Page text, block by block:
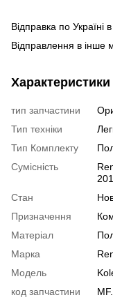
Відправка по
Відправлення в
Характеристики
тип запчастини
Тип техніки
Тип Комплекту
Сумісність
Стан
Призначення
Матеріал
Марка
Модель
код запчастини